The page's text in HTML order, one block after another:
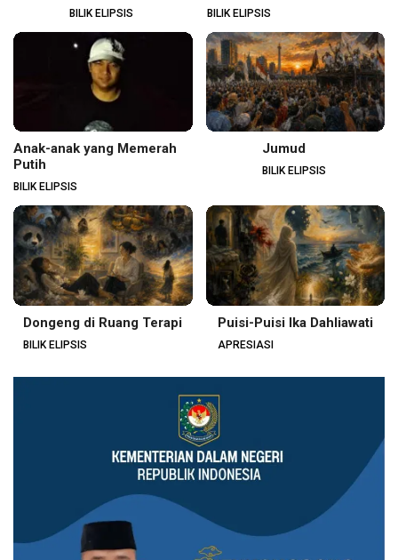
BILIK ELIPSIS BILIK ELIPSIS
Anak-anak yang Memerah
Putih
BILIK ELIPSIS
Jumud
BILIK ELIPSIS
Dongeng di Ruang Terapi
BILIK ELIPSIS
Puisi-Puisi Ika Dahliawati
APRESIASI